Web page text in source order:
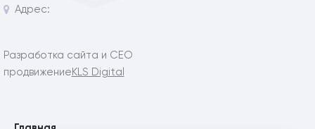
Адрес:
Разработка сайта и СЕО
продвижениеKLS Digital